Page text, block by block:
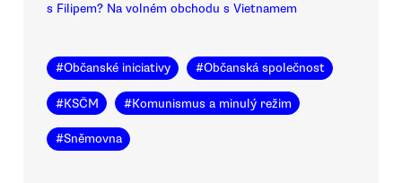
s Filipem? Na volném obchodu s Vietnamem
#Občanské iniciativy #Občanská společnost
#KSČM #Komunismus a minulý režim
#Sněmovna